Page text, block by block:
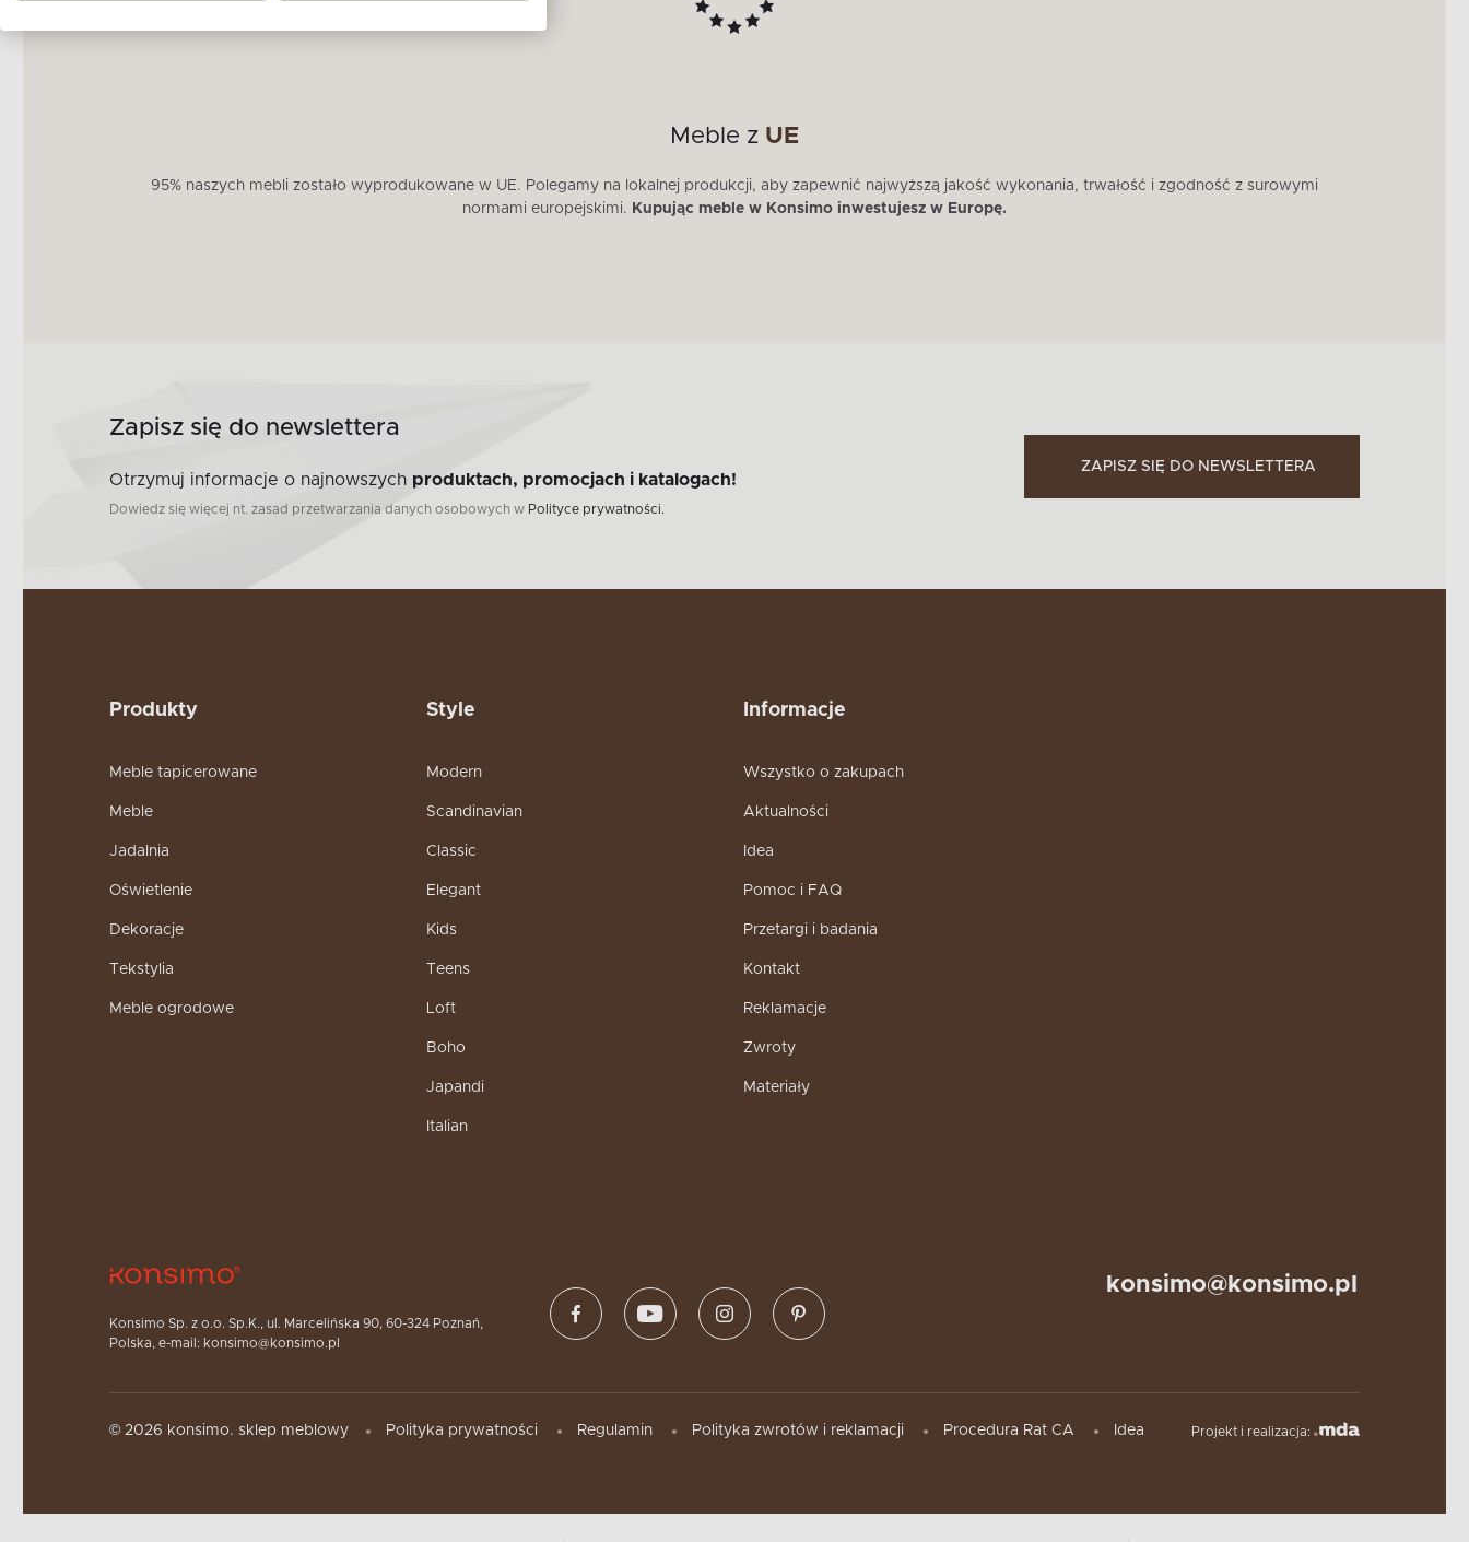
Meble z UE
95% naszych mebli zostało wyprodukowane w UE. Polegamy na lokalnej produkcji, aby zapewnić najwyższą jakość wykonania, trwałość i zgodność z surowymi
normami europejskimi. Kupując meble w Konsimo inwestujesz w Europę.
Zapisz się do newslettera
Otrzymuj informacje o najnowszych produktach, promocjach i katalogach!
Dowiedz się więcej nt. zasad przetwarzania danych osobowych w Polityce prywatności.
ZAPISZ SIĘ DO NEWSLETTERA
Produkty
Meble tapicerowane
Meble
Jadalnia
Oświetlenie
Dekoracje
Tekstylia
Meble ogrodowe
Style
Modern
Scandinavian
Classic
Elegant
Kids
Teens
Loft
Boho
Japandi
Italian
Informacje
Wszystko o zakupach
Aktualności
Idea
Pomoc i FAQ
Przetargi i badania
Kontakt
Reklamacje
Zwroty
Materiały
Konsimo Sp. z o.o. Sp.K., ul. Marcelińska 90, 60-324 Poznań,
Polska, e-mail: konsimo@konsimo.pl
konsimo@konsimo.pl
© 2026 konsimo. sklep meblowy Polityka prywatności Regulamin Polityka zwrotów i reklamacji Procedura Rat CA Idea Projekt i realizacja: